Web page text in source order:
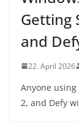
Getting
and
22. April 2026
Anyone using
2, and Defy